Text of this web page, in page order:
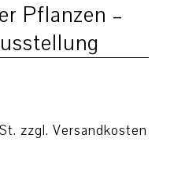
Pflanzen –
zzgl. Versandkosten